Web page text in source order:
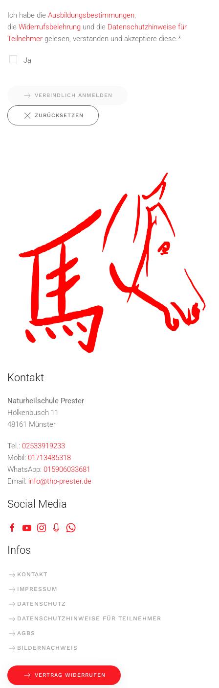
Ich habe die Ausbildungsbestimmungen,
die Widerrufsbelehrung und die Datenschutzhinweise für
Teilnehmer gelesen, verstanden und akzeptiere diese.*
Ja
VERBINDLICH ANMELDEN
ZURÜCKSETZEN
Kontakt
Naturheilschule Prester
Hölkenbusch 11
48161 Münster
Tel.: 02533919233
Mobil: 01713485318
WhatsApp: 015906033681
Email: info@thp-prester.de
Social Media
Infos
KONTAKT
IMPRESSUM
DATENSCHUTZ
DATENSCHUTZHINWEISE FÜR TEILNEHMER
AGBS
BILDERNACHWEIS
VERTRAG WIDERRUFEN